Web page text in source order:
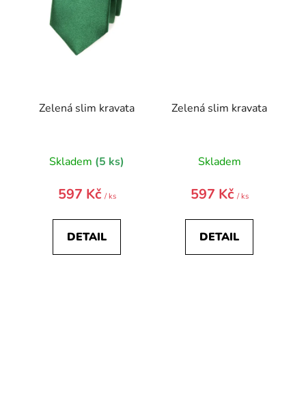
Zelená slim kravata
Skladem (5 ks)
597 Kč / ks
DETAIL
Zelená slim kravata
Skladem
597 Kč / ks
DETAIL